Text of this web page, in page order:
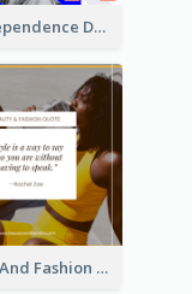
US Independence Day Instagram Post
Beauty And Fashion Inspirational Quote Instagram Post